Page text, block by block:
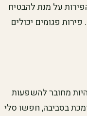
על מנת להבטיח
פגומים יכולים
מחובר להשפעות
בסביבה, חפשו סלי